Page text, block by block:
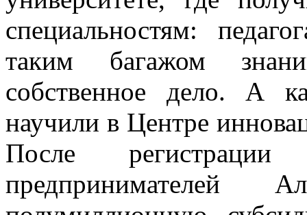
специальностям:
таким багажом
собственное дело. А
научили в Центре
После
предпринимателей